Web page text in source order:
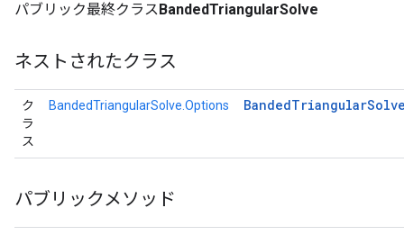
パブリック最終クラスBandedTriangularSolve
ネストされたクラス
ク
ラ
ス
BandedTriangularSolve.Options BandedTriangular
パブリックメソッド